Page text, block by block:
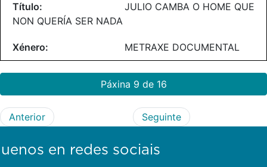
JULIO CAMBA O HOME QUE
NON QUERÍA SER NADA
METRAXE DOCUMENTAL
Páxina 9 de 16
Anterior Seguinte
en redes sociais